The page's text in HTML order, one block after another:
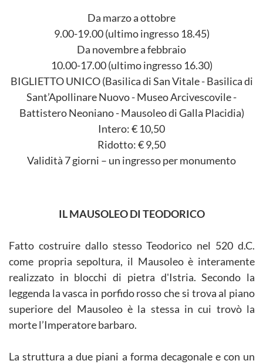
Da marzo a ottobre
9.00-19.00 (ultimo ingresso 18.45)
Da novembre a febbraio
10.00-17.00 (ultimo ingresso 16.30)
BIGLIETTO UNICO (Basilica di San Vitale - Basilica di
Sant’Apollinare Nuovo - Museo Arcivescovile -
Battistero Neoniano - Mausoleo di Galla Placidia)
Intero: € 10,50
Ridotto: € 9,50
Validità 7 giorni – un ingresso per monumento
IL MAUSOLEO DI TEODORICO
Fatto costruire dallo stesso Teodorico nel 520 d.C.
come propria sepoltura, il Mausoleo è interamente
realizzato in blocchi di pietra d'Istria. Secondo la
leggenda la vasca in porfido rosso che si trova al piano
superiore del Mausoleo è la stessa in cui trovò la
morte l’Imperatore barbaro.
La struttura a due piani a forma decagonale e con un